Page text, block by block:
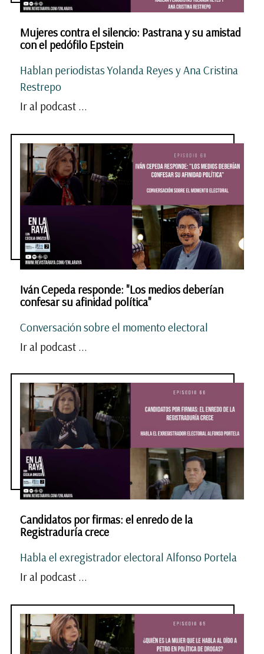
Mujeres contra el silencio: Pastrana y su amistad
con el pedófilo Epstein
Hablan periodistas Yolanda Reyes y Ana Cristina
Restrepo
Ir al podcast ...
Iván Cepeda responde: "Los medios deberían
confesar su afinidad política"
Conversación sobre el momento electoral
Ir al podcast ...
Candidatos por firmas: el enredo de la
Registraduría crece
Habla el exregistrador electoral Alfonso Portela
Ir al podcast ...